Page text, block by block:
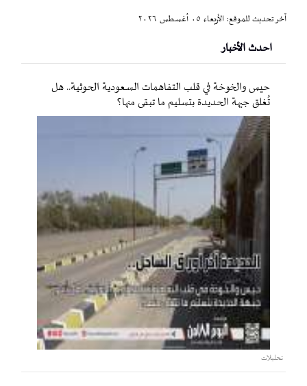
آخر تحديث للموقع: الأربعاء ٠٥ أغسطس ٢٠٢٦
احدث الأخبار
حيس والخوخة في قلب التفاهمات السعودية الحوثية.. هل
تُغلق جبهة الحديدة بتسليم ما تبقى منها؟
تحليلات